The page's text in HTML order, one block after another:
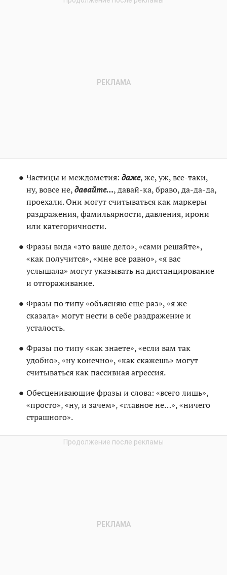
Частицы и междометия: даже, же, уж, все-таки,
ну, вовсе не,давайте…, давай-ка, браво, да-да-да,
проехали. Они могут считываться как маркеры
раздражения, фамильярности, давления, ирони
или категоричности.
Фразы вида «это ваше дело», «сами решайте»,
«как получится», «мне все равно», «я вас
услышала» могут указывать на дистанцирование
и отгораживание.
Фразы по типу «объясняю еще раз», «я же
сказала» могут нести в себе раздражение и
усталость.
Фразы по типу «как знаете», «если вам так
удобно», «ну конечно», «как скажешь» могут
считываться как пассивная агрессия.
Обесценивающие фразы и слова: «всего лишь»,
«просто», «ну, и зачем», «главное не…», «ничего
страшного».